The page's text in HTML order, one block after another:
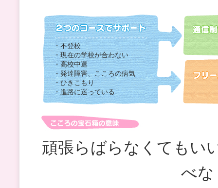
・不登校
・現在の学校が合わない
・高校中退
・発達障害、こころの病気
・ひきこもり
・進路に迷っている
頑張らばらなくてもい
べな